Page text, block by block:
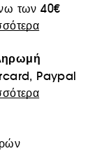
των 40€
Paypal